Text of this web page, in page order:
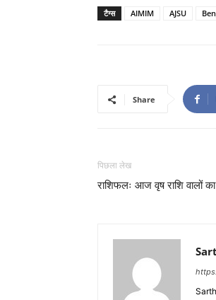
टैग्स AIMIM AJSU
Share
पिछला लेख
राशिफलः आज वृष राशि वालों